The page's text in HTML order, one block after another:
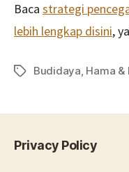
Baca strategi
lebih lengkap disini,
Tag Budidaya, Hama &
Privacy Policy